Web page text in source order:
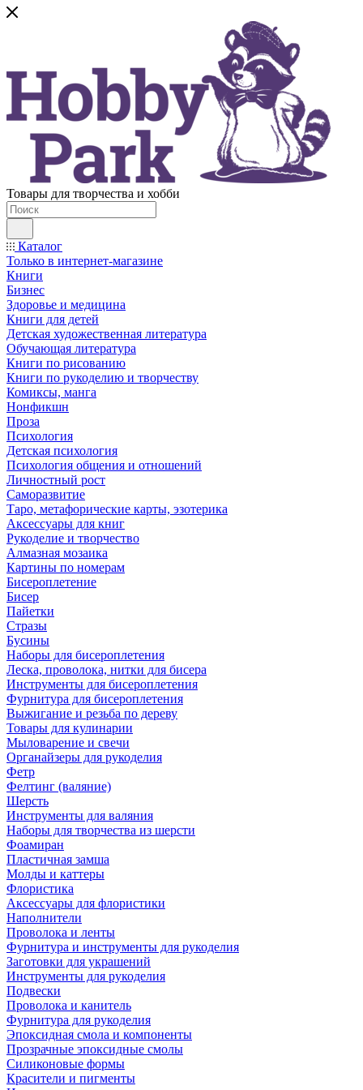
Товары для творчества и хобби
Каталог
Только в интернет-магазине
Книги
Бизнес
Здоровье и медицина
Книги для детей
Детская художественная литература
Обучающая литература
Книги по рисованию
Книги по рукоделию и творчеству
Комиксы, манга
Нонфикшн
Проза
Психология
Детская психология
Психология общения и отношений
Личностный рост
Саморазвитие
Таро, метафорические карты, эзотерика
Аксессуары для книг
Рукоделие и творчество
Алмазная мозаика
Картины по номерам
Бисероплетение
Бисер
Пайетки
Стразы
Бусины
Наборы для бисероплетения
Леска, проволока, нитки для бисера
Инструменты для бисероплетения
Фурнитура для бисероплетения
Выжигание и резьба по дереву
Товары для кулинарии
Мыловарение и свечи
Органайзеры для рукоделия
Фетр
Фелтинг (валяние)
Шерсть
Инструменты для валяния
Наборы для творчества из шерсти
Фоамиран
Пластичная замша
Молды и каттеры
Флористика
Аксессуары для флористики
Наполнители
Проволока и ленты
Фурнитура и инструменты для рукоделия
Заготовки для украшений
Инструменты для рукоделия
Подвески
Проволока и канитель
Фурнитура для рукоделия
Эпоксидная смола и компоненты
Прозрачные эпоксидные смолы
Силиконовые формы
Красители и пигменты